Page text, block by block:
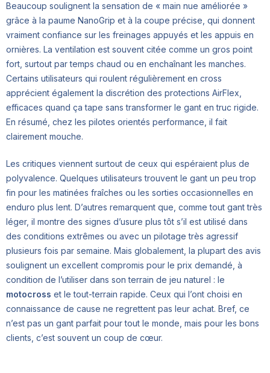
Beaucoup soulignent la sensation de « main nue améliorée »
grâce à la paume NanoGrip et à la coupe précise, qui donnent
vraiment confiance sur les freinages appuyés et les appuis en
ornières. La ventilation est souvent citée comme un gros point
fort, surtout par temps chaud ou en enchaînant les manches.
Certains utilisateurs qui roulent régulièrement en cross
apprécient également la discrétion des protections AirFlex,
efficaces quand ça tape sans transformer le gant en truc rigide.
En résumé, chez les pilotes orientés performance, il fait
clairement mouche.
Les critiques viennent surtout de ceux qui espéraient plus de
polyvalence. Quelques utilisateurs trouvent le gant un peu trop
fin pour les matinées fraîches ou les sorties occasionnelles en
enduro plus lent. D’autres remarquent que, comme tout gant très
léger, il montre des signes d’usure plus tôt s’il est utilisé dans
des conditions extrêmes ou avec un pilotage très agressif
plusieurs fois par semaine. Mais globalement, la plupart des avis
soulignent un excellent compromis pour le prix demandé, à
condition de l’utiliser dans son terrain de jeu naturel : le
motocross et le tout-terrain rapide. Ceux qui l’ont choisi en
connaissance de cause ne regrettent pas leur achat. Bref, ce
n’est pas un gant parfait pour tout le monde, mais pour les bons
clients, c’est souvent un coup de cœur.